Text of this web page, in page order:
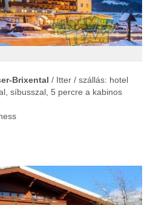
Brixental / Itter / szállás: hotel
síbusszal, 5 percre a kabinos